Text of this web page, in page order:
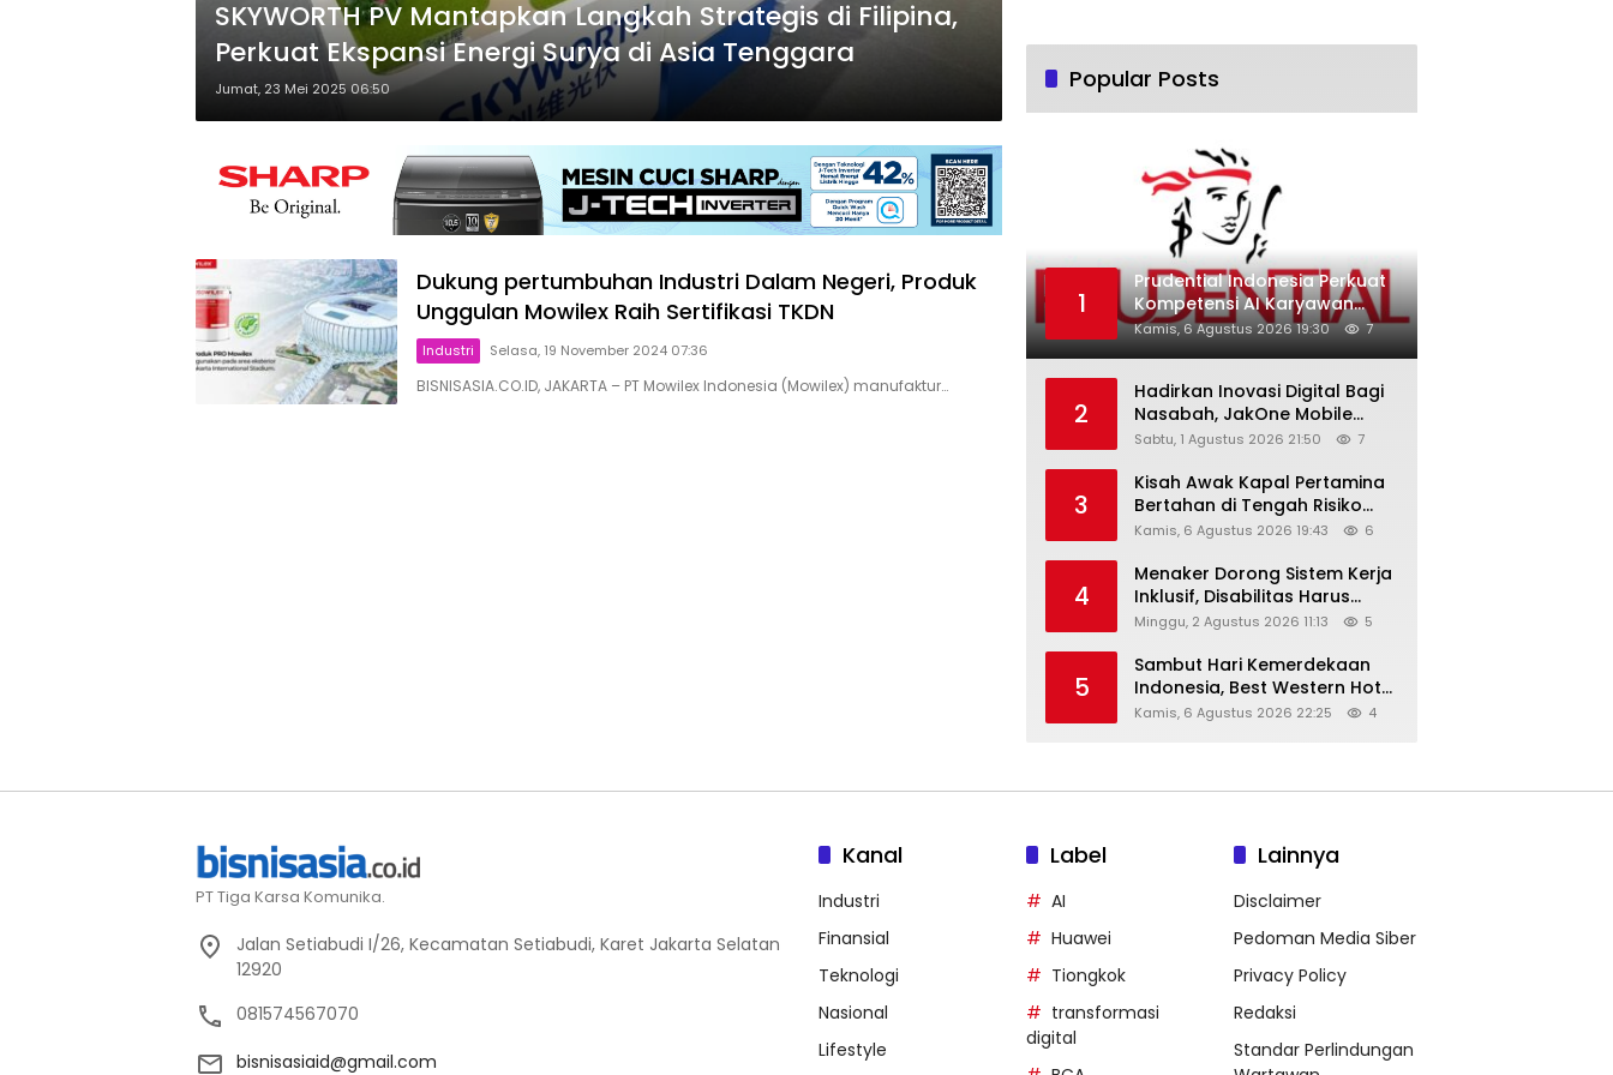
SKYWORTH PV Mantapkan Langkah Strategis di Filipina,
Perkuat Ekspansi Energi Surya di Asia Tenggara
Jumat, 23 Mei 2025 06:50
Dukung pertumbuhan Industri Dalam Negeri, Produk
Unggulan Mowilex Raih Sertifikasi TKDN
Industri Selasa, 19 November 2024 07:36
BISNISASIA.CO.ID, JAKARTA – PT Mowilex Indonesia (Mowilex) manufaktur…
Popular Posts
1
Prudential Indonesia Perkuat
Kompetensi AI Karyawan
Lewat AI Week
Kamis, 6 Agustus 2026 19:30 7
2
Hadirkan Inovasi Digital Bagi
Nasabah, JakOne Mobile
Antar Bank Jakarta Sukses
Awards 2026
Sabtu, 1 Agustus 2026 21:50 7
3
Kisah Awak Kapal Pertamina
Bertahan di Tengah Risiko
Pelayaran Selat Hormuz
Kamis, 6 Agustus 2026 19:43 6
4
Menaker Dorong Sistem Kerja
Inklusif, Disabilitas Harus
Dapat Kesempatan Setara
Minggu, 2 Agustus 2026 11:13 5
5
Sambut Hari Kemerdekaan
Indonesia, Best Western Hotel
Hadirkan The Freedom Stay
Kamis, 6 Agustus 2026 22:25 4
PT Tiga Karsa Komunika.
Jalan Setiabudi I/26, Kecamatan Setiabudi, Karet Jakarta Selatan
12920
081574567070
bisnisasiaid@gmail.com
Kanal
Industri
Finansial
Teknologi
Nasional
Lifestyle
Label
AI
Huawei
Tiongkok
transformasi
digital
Lainnya
Disclaimer
Pedoman Media Siber
Privacy Policy
Redaksi
Standar Perlindungan